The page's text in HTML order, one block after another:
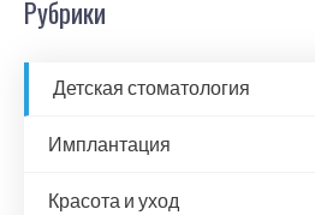
Рубрики
Детская стоматология
Имплантация
Красота и уход